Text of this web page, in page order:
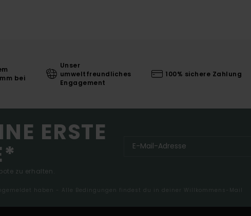
bei
Unser
umweltfreundliches
Engagement
100% sichere Zahlung
ERSTE
zu erhalten.
haben - Alle Bedingungen findest du in deiner Willkommens-Mail